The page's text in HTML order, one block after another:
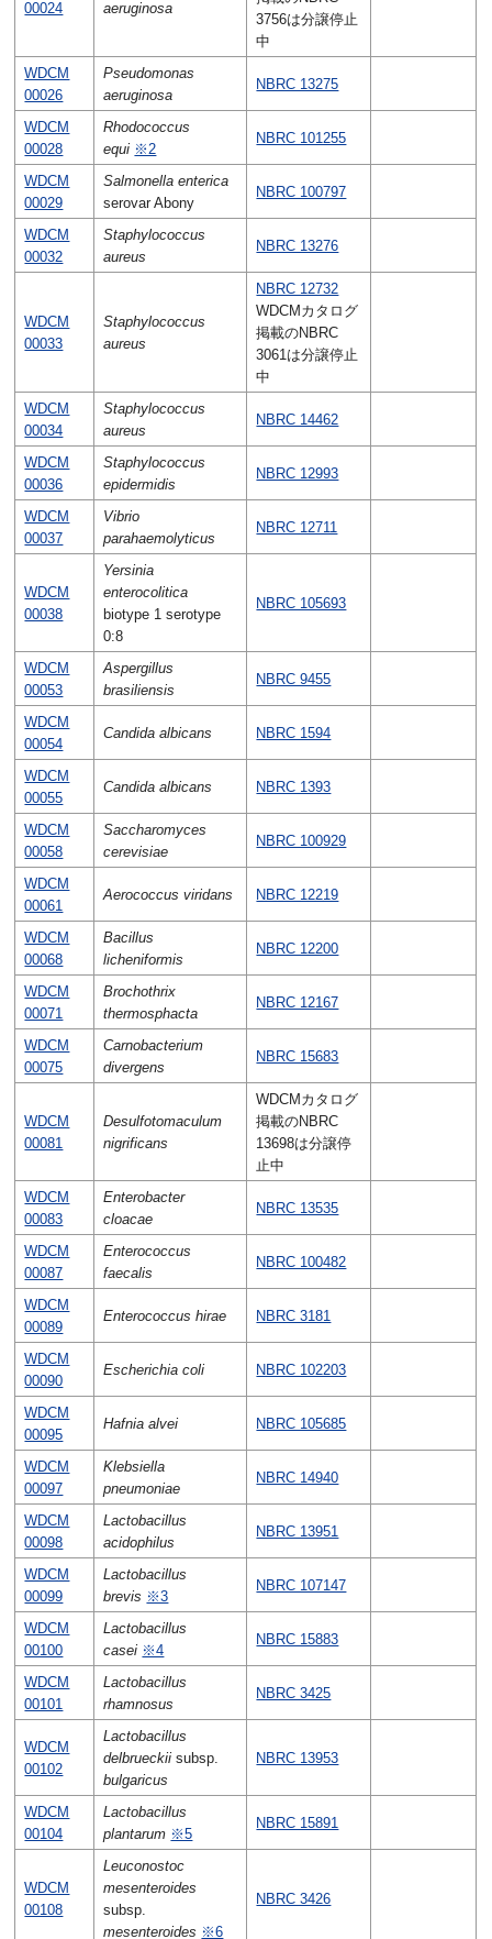
00024
aeruginosa
3756は分譲停止
中
WDCM
00026
Pseudomonas
aeruginosa
NBRC 13275
WDCM
00028
Rhodococcus
equi ※2
NBRC 101255
WDCM
00029
Salmonella enterica
serovar Abony
NBRC 100797
WDCM
00032
Staphylococcus
aureus
NBRC 13276
WDCM
00033
Staphylococcus
aureus
NBRC 12732
WDCMカタログ
掲載のNBRC
3061は分譲停止
中
WDCM
00034
Staphylococcus
aureus
NBRC 14462
WDCM
00036
Staphylococcus
epidermidis
NBRC 12993
WDCM
00037
Vibrio
parahaemolyticus
NBRC 12711
WDCM
00038
Yersinia
enterocolitica
biotype 1 serotype
0:8
NBRC 105693
WDCM
00053
Aspergillus
brasiliensis
NBRC 9455
WDCM
00054
Candida albicans NBRC 1594
WDCM
00055
Candida albicans NBRC 1393
WDCM
00058
Saccharomyces
cerevisiae
NBRC 100929
WDCM
00061
Aerococcus viridans NBRC 12219
WDCM
00068
Bacillus
licheniformis
NBRC 12200
WDCM
00071
Brochothrix
thermosphacta
NBRC 12167
WDCM
00075
Carnobacterium
divergens
NBRC 15683
WDCM
00081
Desulfotomaculum
nigrificans
WDCMカタログ
掲載のNBRC
13698は分譲停
止中
WDCM
00083
Enterobacter
cloacae
NBRC 13535
WDCM
00087
Enterococcus
faecalis
NBRC 100482
WDCM
00089
Enterococcus hirae NBRC 3181
WDCM
00090
Escherichia coli NBRC 102203
WDCM
00095
Hafnia alvei NBRC 105685
WDCM
00097
Klebsiella
pneumoniae
NBRC 14940
WDCM
00098
Lactobacillus
acidophilus
NBRC 13951
WDCM
00099
Lactobacillus
brevis ※3
NBRC 107147
WDCM
00100
Lactobacillus
casei ※4
NBRC 15883
WDCM
00101
Lactobacillus
rhamnosus
NBRC 3425
WDCM
00102
Lactobacillus
delbrueckii subsp.
bulgaricus
NBRC 13953
WDCM
00104
Lactobacillus
plantarum ※5
NBRC 15891
WDCM
00108
Leuconostoc
mesenteroides
subsp.
mesenteroides ※6
NBRC 3426